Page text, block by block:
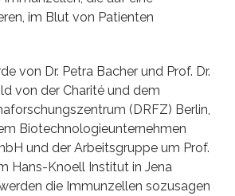
im Blut von Patienten
von Dr. Petra Bacher und Prof. Dr.
von der Charité und dem
(DRFZ) Berlin,
Biotechnologieunternehmen
und der Arbeitsgruppe um Prof.
Hans-Knoell Institut in Jena
die Immunzellen sozusagen